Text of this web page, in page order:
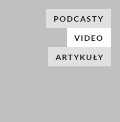
PODCASTY
VIDEO
ARTYKUŁY